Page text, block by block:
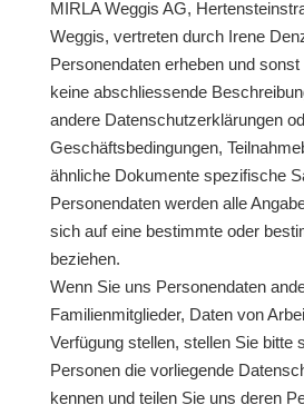
MIRLA Weggis AG,
Weggis, vertreten durch Irene
Personendaten erheben und
keine abschliessende
andere Datenschutzerklärungen
Geschäftsbedingungen,
ähnliche Dokumente spezifische
Personendaten werden alle
sich auf eine bestimmte oder
beziehen.
Wenn Sie uns Personendaten
Familienmitglieder, Daten von
Verfügung stellen, stellen Sie bitte
Personen die vorliegende
kennen und teilen Sie uns deren